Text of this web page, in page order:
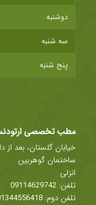
دوشنبه
سه شنبه
پنج شنبه
مطب تخصصی
خیابان گلستان، بعد
ساختمان گوهربین
انزلی
تلفن: 09114629742
تلفن دوم: